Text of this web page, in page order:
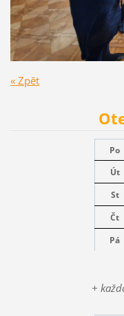
« Zpět
Po
Út
St
Čt
Pá
+